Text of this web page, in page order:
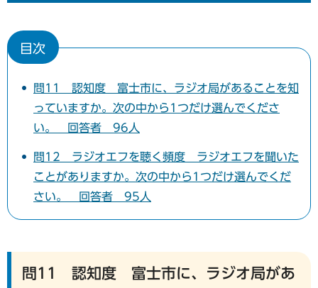
目次
問11 認知度 富士市に、ラジオ局があることを知
っていますか。次の中から1つだけ選んでくださ
い。 回答者 96人
問12 ラジオエフを聴く頻度 ラジオエフを聞いた
ことがありますか。次の中から1つだけ選んでくだ
さい。 回答者 95人
問11 認知度 富士市に、ラジオ局があ